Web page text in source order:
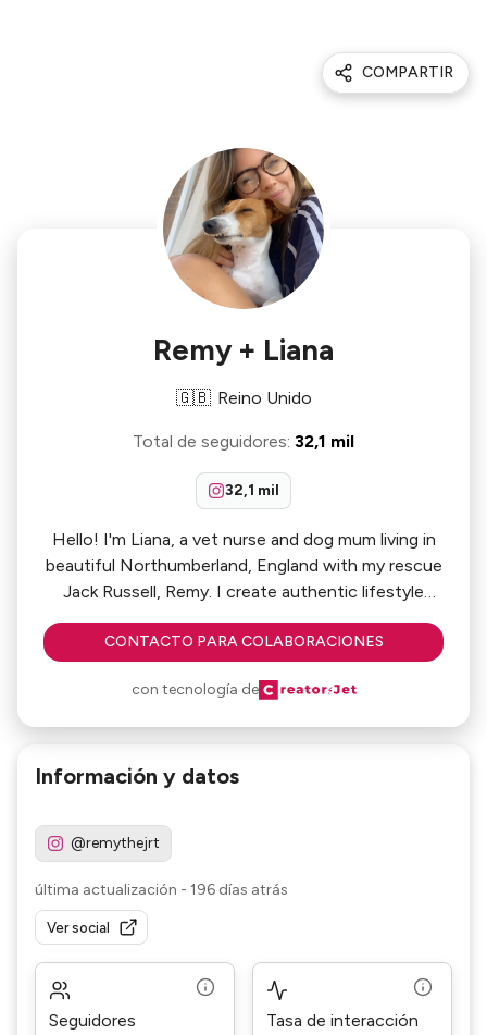
COMPARTIR
Remy + Liana
🇬🇧 Reino Unido
Total de seguidores: 32,1 mil
32,1 mil
Hello! I'm Liana, a vet nurse and dog mum living in
beautiful Northumberland, England with my rescue
Jack Russell, Remy. I create authentic lifestyle
content centred around dog ownership, outdoor
adventures and daily life.
CONTACTO PARA COLABORACIONES
con tecnología de
Información y datos
@remythejrt
última actualización - 196 días atrás
Ver social
Seguidores
Tasa de interacción